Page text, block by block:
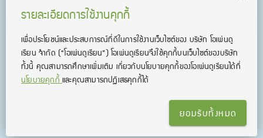
รายละเอียดการใช้งานคุกกี้
เพื่อประโยชน์และประสบการณ์ที่ดีในการใช้งานเว็บไซต์ของ บริษัท โอเพ่นดู
เรียน จํากัด (“โอเพ่นดูเรียน”)โอเพ่นดูเรียนจึงใช้คุกกี้บนเว็บไซต์ของบริษัท
ทั้งนี้ คุณสามารถศึกษาเพิ่มเติม เกี่ยวกับนโยบายคุกกี้ของโอเพ่นดูเรียนได้ที่
นโยบายคุกกี้และคุณสามารถปฏิเสธคุกกี้ได้
ยอมรับทั้งหมด